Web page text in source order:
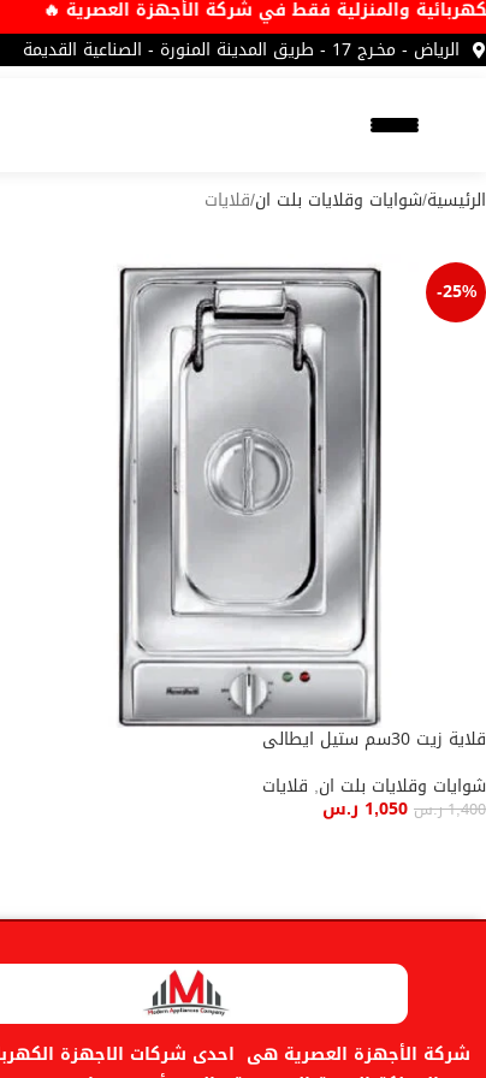
والمنزلية فقط في شركة الأجهزة العصرية 🔥
الرياض - مخـرج 17 - طريق المدينة المنورة - الصناعية القديمة
الرئيسية شوايات وقلايات بلت ان قلايات
-25%
قلاية زيت 30سم ستيل ايطالى
شوايات وقلايات بلت ان, قلايات
1,400ر.س 1,050 ر.س
شركة الأجهزة العصرية هى احدى شركات الاجهزة